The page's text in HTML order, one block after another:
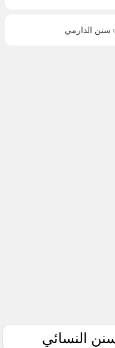
سنن الدارمي
النسائي